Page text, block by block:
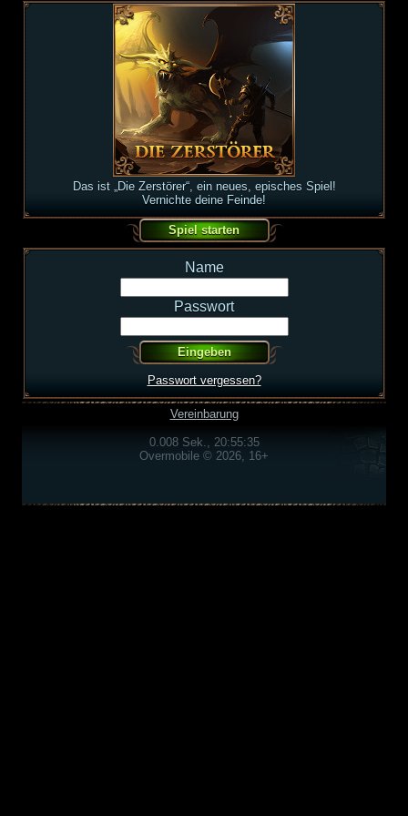
Das ist „Die Zerstörer“, ein neues, episches Spiel!
Vernichte deine Feinde!
Name
Passwort
Passwort vergessen?
Vereinbarung
0.008 Sek., 20:55:35
Overmobile © 2026, 16+